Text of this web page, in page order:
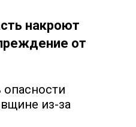
накроют
от
из-за